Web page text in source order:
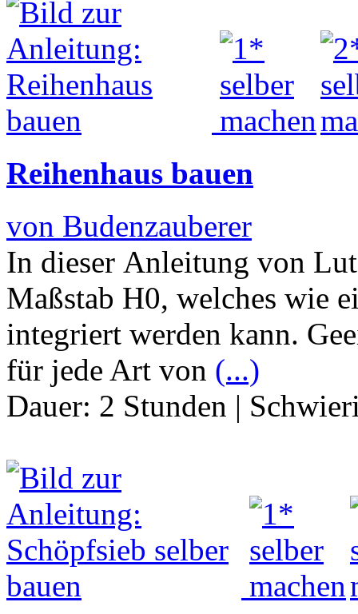
Reihenhaus bauen
von Budenzauberer
In dieser Anleitung von
Maßstab H0, welches wie
integriert werden kann.
für jede Art von (...)
Dauer: 2 Stunden |